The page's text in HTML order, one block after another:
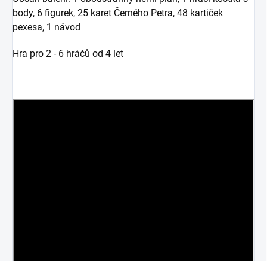
body, 6 figurek, 25 karet Černého Petra, 48 kartiček
pexesa, 1 návod
Hra pro 2 - 6 hráčů od 4 let